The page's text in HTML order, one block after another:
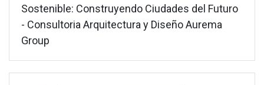
Sostenible: Construyendo Ciudades del Futuro
- Consultoria Arquitectura y Diseño Aurema
Group